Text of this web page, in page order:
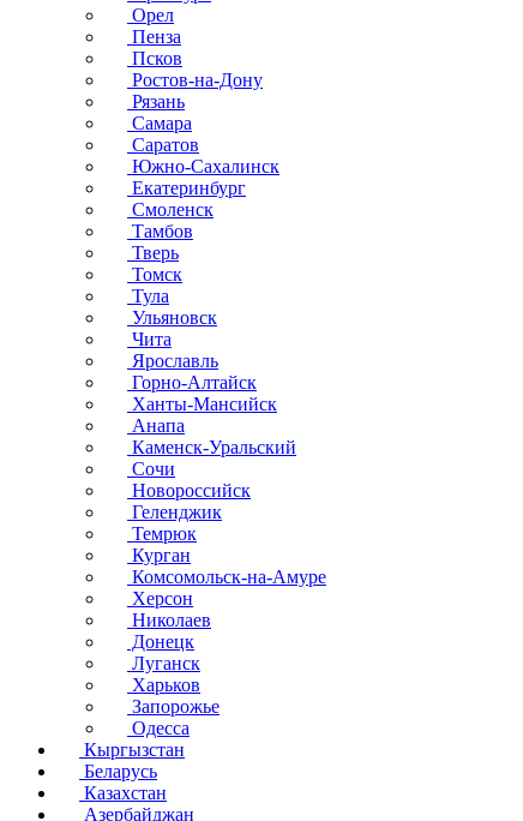
Орел
Пенза
Псков
Ростов-на-Дону
Рязань
Самара
Саратов
Южно-Сахалинск
Екатеринбург
Смоленск
Тамбов
Тверь
Томск
Тула
Ульяновск
Чита
Ярославль
Горно-Алтайск
Ханты-Мансийск
Анапа
Каменск-Уральский
Сочи
Новороссийск
Геленджик
Темрюк
Курган
Комсомольск-на-Амуре
Херсон
Николаев
Донецк
Луганск
Харьков
Запорожье
Одесса
Кыргызстан
Беларусь
Казахстан
Азербайджан